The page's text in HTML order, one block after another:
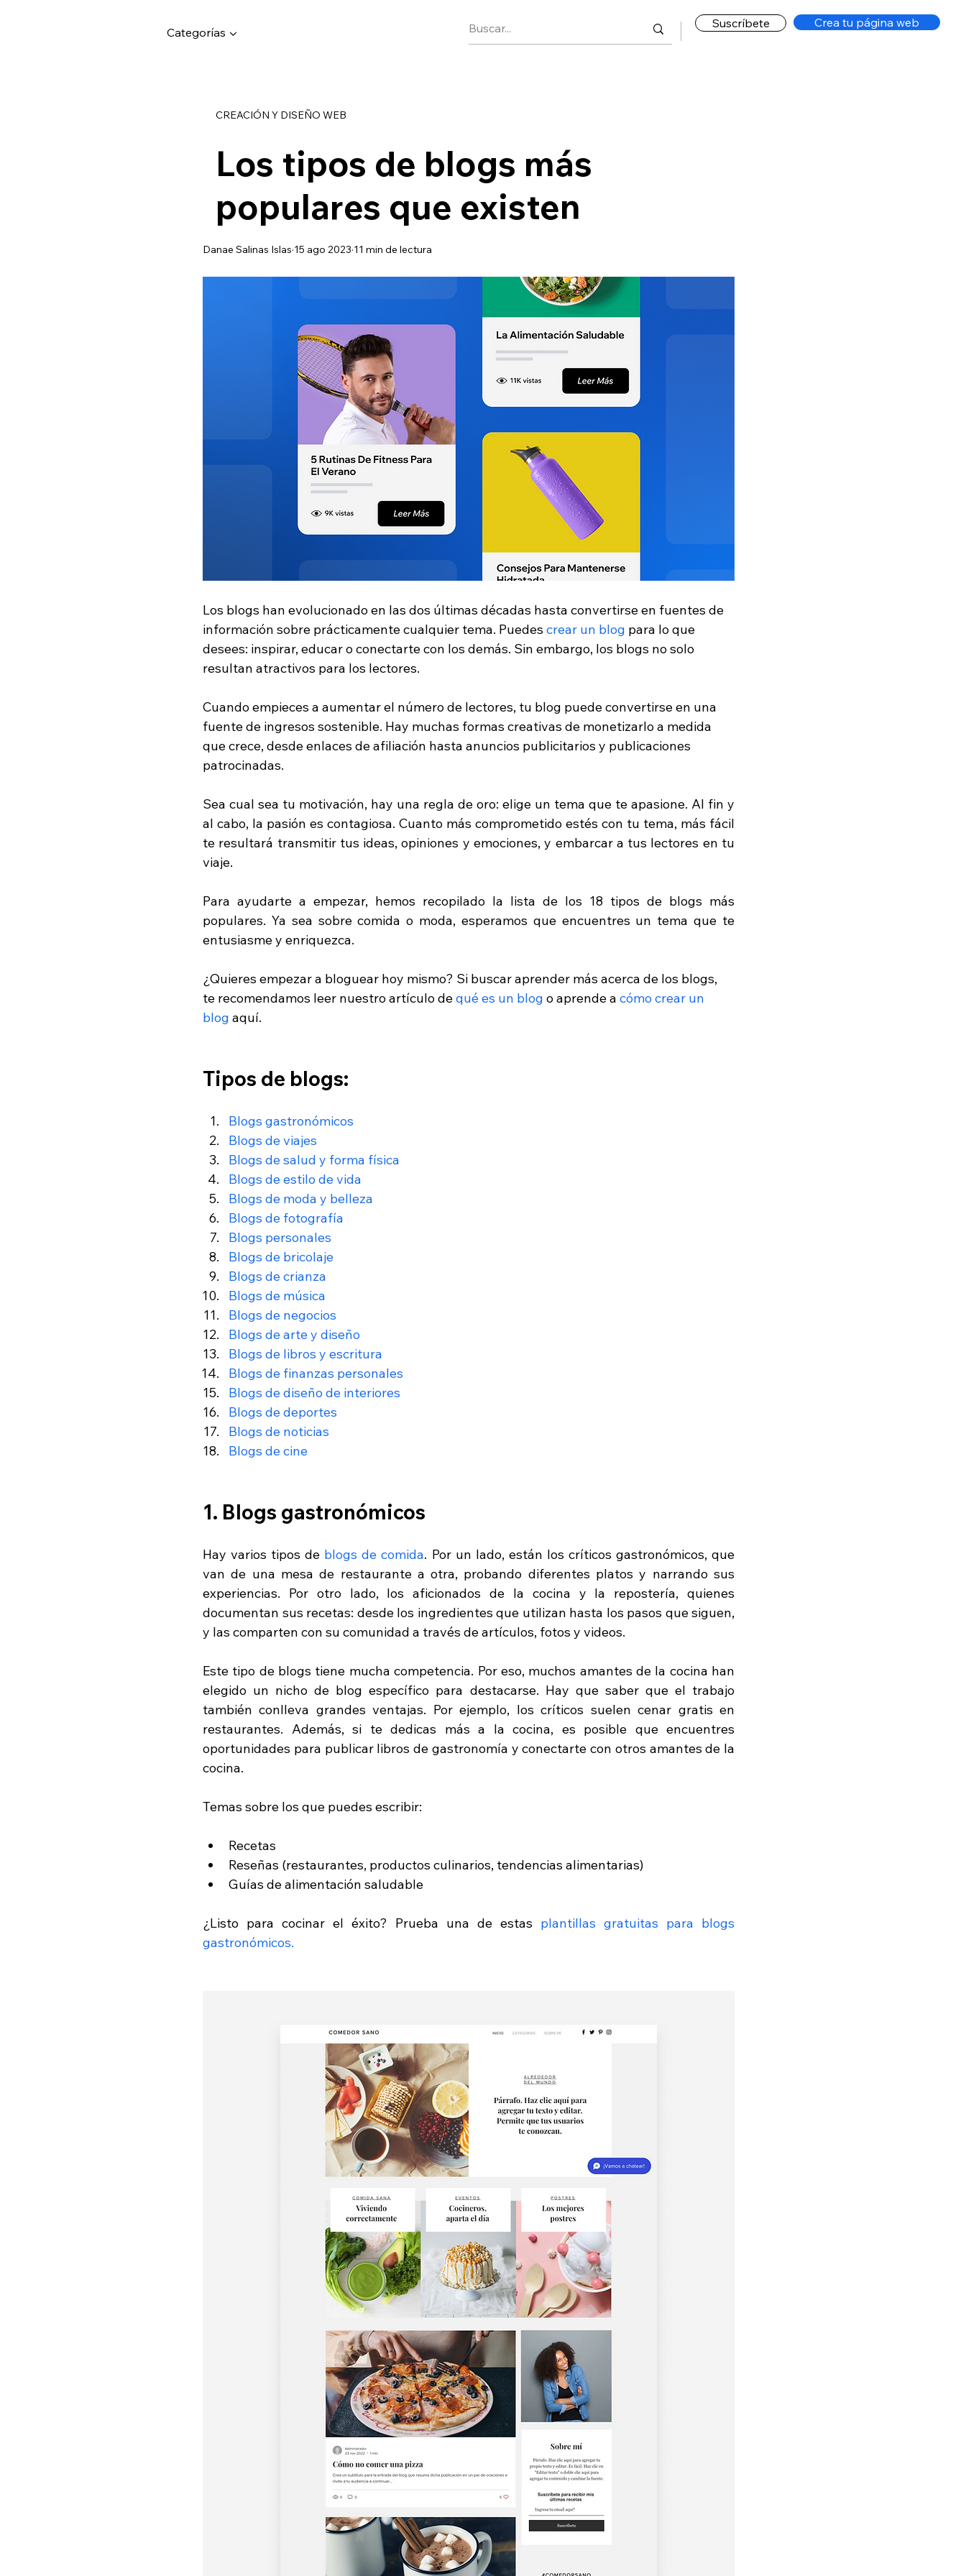
Categorías ▼
Suscríbete Crea tu página web
CREACIÓN Y DISEÑO WEB
Los tipos de blogs más
populares que existen
Danae Salinas Islas 15 ago 2023 11 min de lectura
Los blogs han evolucionado en las dos últimas décadas hasta convertirse en fuentes de
información sobre prácticamente cualquier tema. Puedes crear un blog para lo que
desees: inspirar, educar o conectarte con los demás. Sin embargo, los blogs no solo
resultan atractivos para los lectores.
Cuando empieces a aumentar el número de lectores, tu blog puede convertirse en una
fuente de ingresos sostenible. Hay muchas formas creativas de monetizarlo a medida
que crece, desde enlaces de afiliación hasta anuncios publicitarios y publicaciones
patrocinadas.
Sea cual sea tu motivación, hay una regla de oro: elige un tema que te apasione. Al fin y
al cabo, la pasión es contagiosa. Cuanto más comprometido estés con tu tema, más fácil
te resultará transmitir tus ideas, opiniones y emociones, y embarcar a tus lectores en tu
viaje.
Para ayudarte a empezar, hemos recopilado la lista de los 18 tipos de blogs más
populares. Ya sea sobre comida o moda, esperamos que encuentres un tema que te
entusiasme y enriquezca.
¿Quieres empezar a bloguear hoy mismo? Si buscar aprender más acerca de los blogs,
te recomendamos leer nuestro artículo de qué es un blog o aprende a cómo crear un
blog aquí.
Tipos de blogs:
Blogs gastronómicos
Blogs de viajes
Blogs de salud y forma física
Blogs de estilo de vida
Blogs de moda y belleza
Blogs de fotografía
Blogs personales
Blogs de bricolaje
Blogs de crianza
Blogs de música
Blogs de negocios
Blogs de arte y diseño
Blogs de libros y escritura
Blogs de finanzas personales
Blogs de diseño de interiores
Blogs de deportes
Blogs de noticias
Blogs de cine
1. Blogs gastronómicos
Hay varios tipos de blogs de comida. Por un lado, están los críticos gastronómicos, que
van de una mesa de restaurante a otra, probando diferentes platos y narrando sus
experiencias. Por otro lado, los aficionados de la cocina y la repostería, quienes
documentan sus recetas: desde los ingredientes que utilizan hasta los pasos que siguen,
y las comparten con su comunidad a través de artículos, fotos y videos.
Este tipo de blogs tiene mucha competencia. Por eso, muchos amantes de la cocina han
elegido un nicho de blog específico para destacarse. Hay que saber que el trabajo
también conlleva grandes ventajas. Por ejemplo, los críticos suelen cenar gratis en
restaurantes. Además, si te dedicas más a la cocina, es posible que encuentres
oportunidades para publicar libros de gastronomía y conectarte con otros amantes de la
cocina.
Temas sobre los que puedes escribir:
Recetas
Reseñas (restaurantes, productos culinarios, tendencias alimentarias)
Guías de alimentación saludable
¿Listo para cocinar el éxito? Prueba una de estas plantillas gratuitas para blogs
gastronómicos.